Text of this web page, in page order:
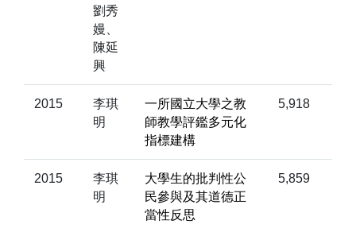
劉秀
嫚、
陳延
興
2015
李琪
明
一所國立大學之教
師教學評鑑多元化
指標建構
5,918
2015
李琪
明
大學生的批判性公
民參與及其道德正
當性反思
5,859